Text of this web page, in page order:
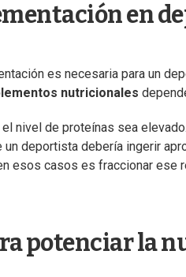
en
es necesaria para un
nutricionales
nivel de proteínas sea
deportista debería ingerir
esos casos es fraccionar ese
potenciar la